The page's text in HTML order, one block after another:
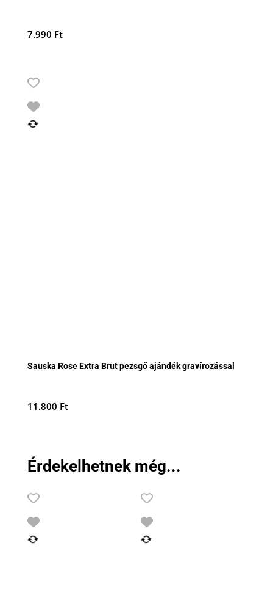
7.990 Ft
Sauska Rose Extra Brut pezsgő ajándék gravírozással
11.800 Ft
Érdekelhetnek még...